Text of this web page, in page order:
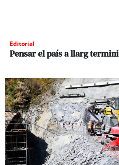
Editorial
Pensar el país a llarg termini